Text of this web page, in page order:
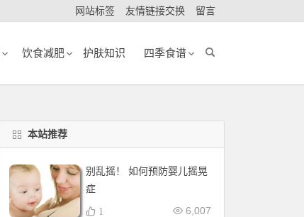
网站标签 友情链接交换 留言
饮食减肥 护肤知识 四季食谱
本站推荐
别乱摇！ 如何预防婴儿摇晃
症
6,007
1